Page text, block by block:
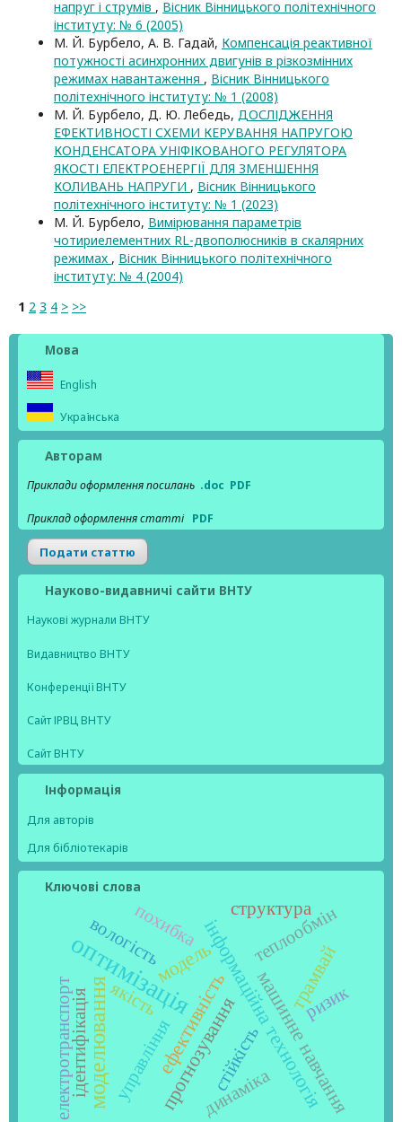
напруг і струмів , Вісник Вінницького політехнічного
інституту: № 6 (2005)
М. Й. Бурбело, А. В. Гадай, Компенсація реактивної
потужності асинхронних двигунів в різкозмінних
режимах навантаження , Вісник Вінницького
політехнічного інституту: № 1 (2008)
М. Й. Бурбело, Д. Ю. Лебедь, ДОСЛІДЖЕННЯ
ЕФЕКТИВНОСТІ СХЕМИ КЕРУВАННЯ НАПРУГОЮ
КОНДЕНСАТОРА УНІФІКОВАНОГО РЕГУЛЯТОРА
ЯКОСТІ ЕЛЕКТРОЕНЕРГІЇ ДЛЯ ЗМЕНШЕННЯ
КОЛИВАНЬ НАПРУГИ , Вісник Вінницького
політехнічного інституту: № 1 (2023)
М. Й. Бурбело, Вимірювання параметрів
чотириелементних RL-двополюсників в скалярних
режимах , Вісник Вінницького політехнічного
інституту: № 4 (2004)
1 2 3 4 > >>
Мова
English
Українська
Авторам
Приклади оформлення посилань .doc PDF
Приклад оформлення статті PDF
Подати статтю
Науково-видавничі сайти ВНТУ
Наукові журнали ВНТУ
Видавництво ВНТУ
Конференції ВНТУ
Сайт ІРВЦ ВНТУ
Сайт ВНТУ
Інформація
Для авторів
Для бібліотекарів
Ключові слова
оптимізація
моделювання інформаційна технологія
ефективність машинне навчання
модель
прогнозування
трамвай
вологість
ризик
управління
теплообмін
структура
стійкість
якість
ідентифікація динаміка
електротранспорт
похибка